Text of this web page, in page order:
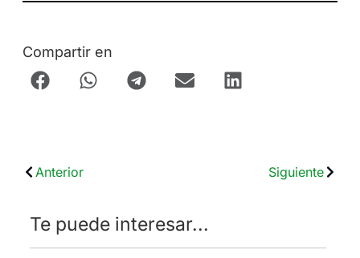
Compartir en
Anterior Siguiente
Te puede interesar...